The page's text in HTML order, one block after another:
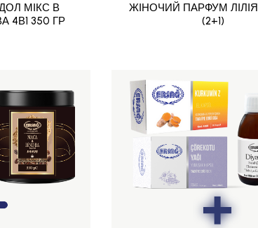
МІКС В
4В1 350 ГР
ЖІНОЧИЙ ПАРФУМ
(2+1)